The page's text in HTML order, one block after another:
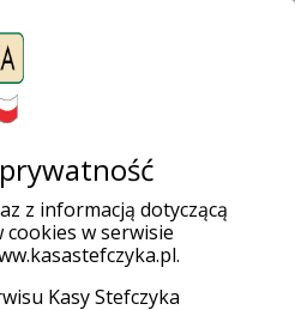
pożyczkę
konto
tajemnic
Droga do własnego M.
- korzyści, koszty i co z
z informacją dotyczącą
w serwisie
Kasy Stefczyka